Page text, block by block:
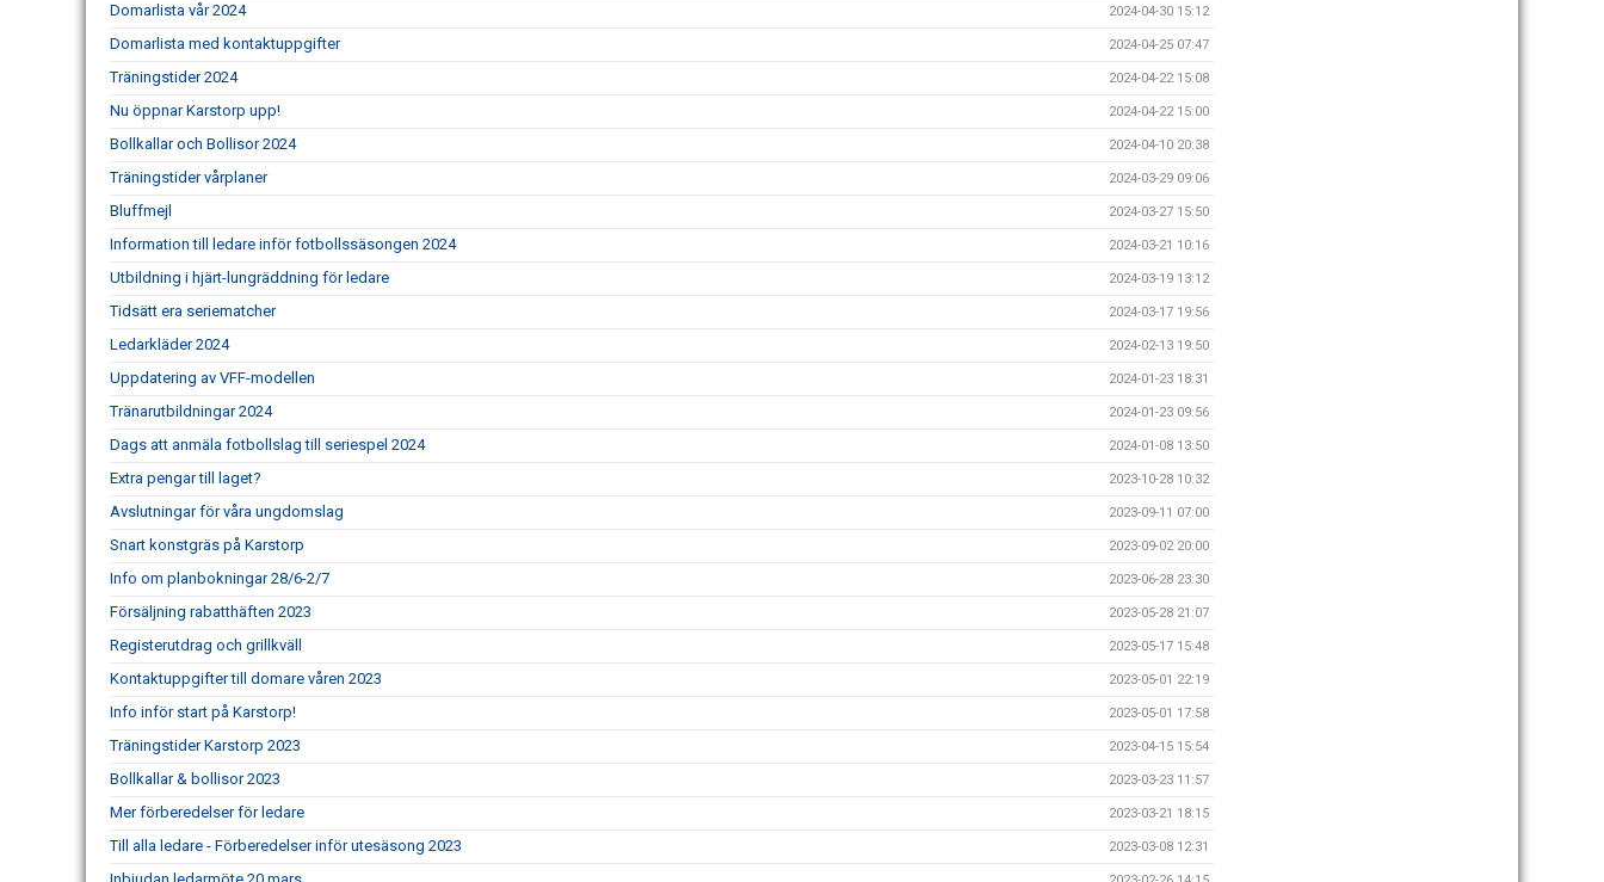
Domarlista vår 2024 2024-04-30 15:12
Domarlista med kontaktuppgifter 2024-04-25 07:47
Träningstider 2024 2024-04-22 15:08
Nu öppnar Karstorp upp! 2024-04-22 15:00
Bollkallar och Bollisor 2024 2024-04-10 20:38
Träningstider vårplaner 2024-03-29 09:06
Bluffmejl 2024-03-27 15:50
Information till ledare inför fotbollssäsongen 2024 2024-03-21 10:16
Utbildning i hjärt-lungräddning för ledare 2024-03-19 13:12
Tidsätt era seriematcher 2024-03-17 19:56
Ledarkläder 2024 2024-02-13 19:50
Uppdatering av VFF-modellen 2024-01-23 18:31
Tränarutbildningar 2024 2024-01-23 09:56
Dags att anmäla fotbollslag till seriespel 2024 2024-01-08 13:50
Extra pengar till laget? 2023-10-28 10:32
Avslutningar för våra ungdomslag 2023-09-11 07:00
Snart konstgräs på Karstorp 2023-09-02 20:00
Info om planbokningar 28/6-2/7 2023-06-28 23:30
Försäljning rabatthäften 2023 2023-05-28 21:07
Registerutdrag och grillkväll 2023-05-17 15:48
Kontaktuppgifter till domare våren 2023 2023-05-01 22:19
Info inför start på Karstorp! 2023-05-01 17:58
Träningstider Karstorp 2023 2023-04-15 15:54
Bollkallar & bollisor 2023 2023-03-23 11:57
Mer förberedelser för ledare 2023-03-21 18:15
Till alla ledare - Förberedelser inför utesäsong 2023 2023-03-08 12:31